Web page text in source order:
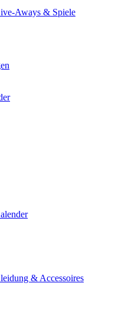
Aways & Spiele
& Accessoires